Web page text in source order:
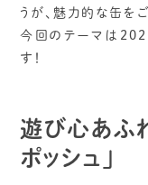
うが、魅力的な缶を
今回のテーマは
す！
遊び心あふ
ポッシュ」